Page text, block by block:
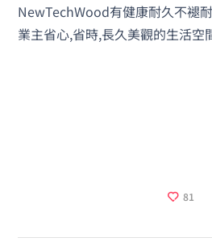
NewTechWood有健康耐久不褪
業主省心,省時,長久美觀的生活空
81